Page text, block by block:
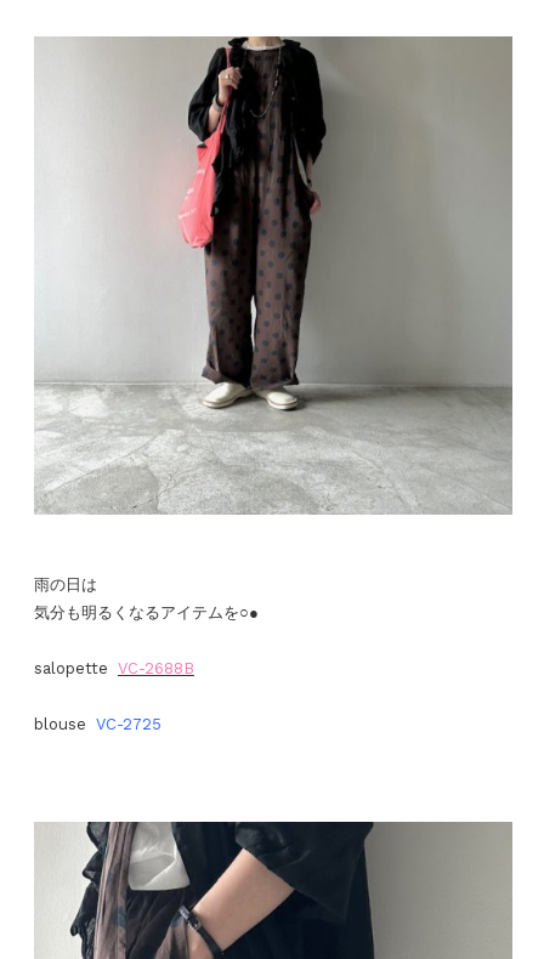
雨の日は
気分も明るくなるアイテムを○●
salopette VC-2688B
blouse VC-2725